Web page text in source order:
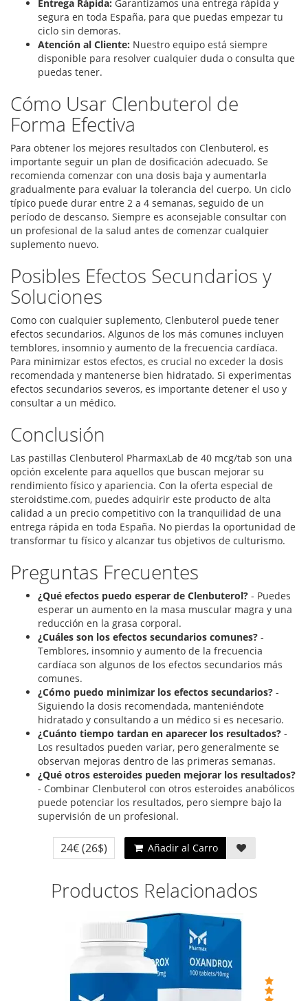
Entrega Rápida: Garantizamos una entrega rápida y
segura en toda España, para que puedas empezar tu
ciclo sin demoras.
Atención al Cliente: Nuestro equipo está siempre
disponible para resolver cualquier duda o consulta que
puedas tener.
Cómo Usar Clenbuterol de
Forma Efectiva
Para obtener los mejores resultados con Clenbuterol, es
importante seguir un plan de dosificación adecuado. Se
recomienda comenzar con una dosis baja y aumentarla
gradualmente para evaluar la tolerancia del cuerpo. Un ciclo
típico puede durar entre 2 a 4 semanas, seguido de un
período de descanso. Siempre es aconsejable consultar con
un profesional de la salud antes de comenzar cualquier
suplemento nuevo.
Posibles Efectos Secundarios y
Soluciones
Como con cualquier suplemento, Clenbuterol puede tener
efectos secundarios. Algunos de los más comunes incluyen
temblores, insomnio y aumento de la frecuencia cardíaca.
Para minimizar estos efectos, es crucial no exceder la dosis
recomendada y mantenerse bien hidratado. Si experimentas
efectos secundarios severos, es importante detener el uso y
consultar a un médico.
Conclusión
Las pastillas Clenbuterol PharmaxLab de 40 mcg/tab son una
opción excelente para aquellos que buscan mejorar su
rendimiento físico y apariencia. Con la oferta especial de
steroidstime.com, puedes adquirir este producto de alta
calidad a un precio competitivo con la tranquilidad de una
entrega rápida en toda España. No pierdas la oportunidad de
transformar tu físico y alcanzar tus objetivos de culturismo.
Preguntas Frecuentes
¿Qué efectos puedo esperar de Clenbuterol? - Puedes
esperar un aumento en la masa muscular magra y una
reducción en la grasa corporal.
¿Cuáles son los efectos secundarios comunes? -
Temblores, insomnio y aumento de la frecuencia
cardíaca son algunos de los efectos secundarios más
comunes.
¿Cómo puedo minimizar los efectos secundarios? -
Siguiendo la dosis recomendada, manteniéndote
hidratado y consultando a un médico si es necesario.
¿Cuánto tiempo tardan en aparecer los resultados? -
Los resultados pueden variar, pero generalmente se
observan mejoras dentro de las primeras semanas.
¿Qué otros esteroides pueden mejorar los resultados?
- Combinar Clenbuterol con otros esteroides anabólicos
puede potenciar los resultados, pero siempre bajo la
supervisión de un profesional.
24€(26$) Añadir al Carro
Productos Relacionados